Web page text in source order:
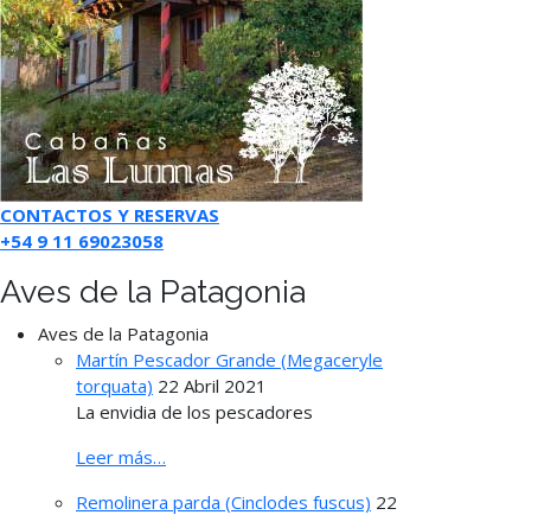
CONTACTOS Y RESERVAS
+54 9 11 69023058
Aves de la Patagonia
Aves de la Patagonia
Martín Pescador Grande (Megaceryle
torquata) 22 Abril 2021
La envidia de los pescadores
Leer más…
Remolinera parda (Cinclodes fuscus) 22